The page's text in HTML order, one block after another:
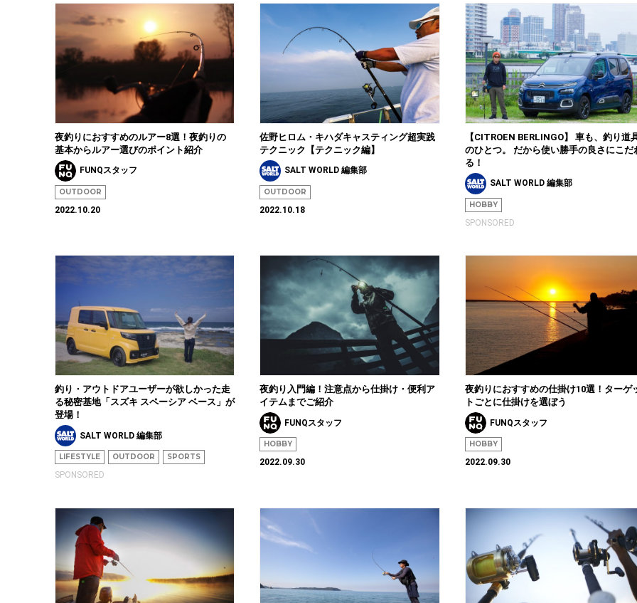
夜釣りにおすすめのルアー8選！夜釣りの
基本からルアー選びのポイント紹介
FUNQスタッフ
OUTDOOR
2022.10.20
佐野ヒロム・キハダキャスティング超実践
テクニック【テクニック編】
SALT WORLD 編集部
OUTDOOR
2022.10.18
【CITROEN BERLINGO】 車も、釣り道
のひとつ。 だから使い勝手の良さにこだ
る！
SALT WORLD 編集部
HOBBY
SPONSORED
釣り・アウトドアユーザーが欲しかった走
る秘密基地「スズキ スペーシア ベース」が
登場！
SALT WORLD 編集部
LIFESTYLE OUTDOOR SPORTS
SPONSORED
夜釣り入門編！注意点から仕掛け・便利ア
イテムまでご紹介
FUNQスタッフ
HOBBY
2022.09.30
夜釣りにおすすめの仕掛け10選！ターゲ
トごとに仕掛けを選ぼう
FUNQスタッフ
HOBBY
2022.09.30